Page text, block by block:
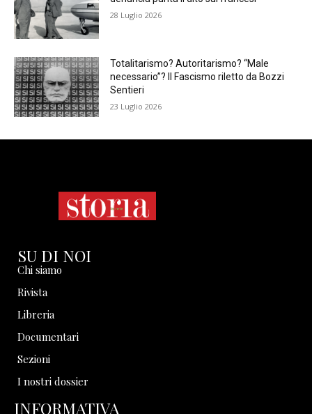
28 Luglio 2026
Totalitarismo? Autoritarismo? “Male
necessario”? Il Fascismo riletto da Bozzi
Sentieri
23 Luglio 2026
SU DI NOI
Chi siamo
Rivista
Libreria
Documentari
Sezioni
I nostri dossier
INFORMATIVA